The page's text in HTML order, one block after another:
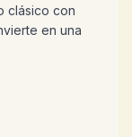
clásico con
en una